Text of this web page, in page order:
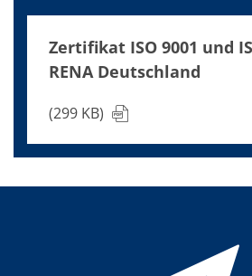
Zertifikat ISO 9001 und
RENA Deutschland
(299 KB)